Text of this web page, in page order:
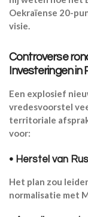
Oekraïense 20-
visie.
Controverse
Investeringen in
Een explosief
vredesvoorstel
territoriale
voor:
• Herstel van
Het plan zou
normalisatie met